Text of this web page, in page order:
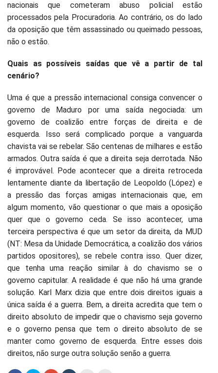
nacionais que cometeram abuso policial estão
processados pela Procuradoria. Ao contrário, os do lado
da oposição que têm assassinado ou queimado pessoas,
não o estão.
Quais as possíveis saídas que vê a partir de tal
cenário?
Uma é que a pressão internacional consiga convencer o
governo de Maduro por uma saída negociada: um
governo de coalizão entre forças de direita e de
esquerda. Isso será complicado porque a vanguarda
chavista vai se rebelar. São centenas de milhares e estão
armados. Outra saída é que a direita seja derrotada. Não
é improvável. Pode acontecer que a direita retroceda
lentamente diante da libertação de Leopoldo (López) e
a pressão das forças amigas internacionais que, em
algum momento, vão questionar o que mais a oposição
quer que o governo ceda. Se isso acontecer, uma
terceira perspectiva é que um setor da direita, da MUD
(NT: Mesa da Unidade Democrática, a coalizão dos vários
partidos opositores), se rebele contra isso. Quer dizer,
que tenha uma reação similar à do chavismo se o
governo capitular. A realidade é que não há uma grande
solução. Karl Marx dizia que entre dois direitos iguais a
única saída é a guerra. Bem, a direita acredita que tem o
direito absoluto de impedir que o chavismo seja governo
e o governo pensa que tem o direito absoluto de se
manter como governo de esquerda. Entre esses dois
direitos, não surge outra solução senão a guerra.